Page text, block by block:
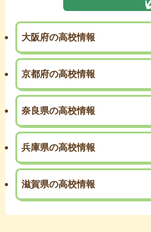
大阪府の高校情報
京都府の高校情報
奈良県の高校情報
兵庫県の高校情報
滋賀県の高校情報